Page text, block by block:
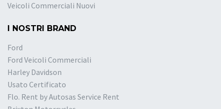
Veicoli Commerciali Nuovi
I NOSTRI BRAND
Ford
Ford Veicoli Commerciali
Harley Davidson
Usato Certificato
Flo. Rent by Autosas Service Rent